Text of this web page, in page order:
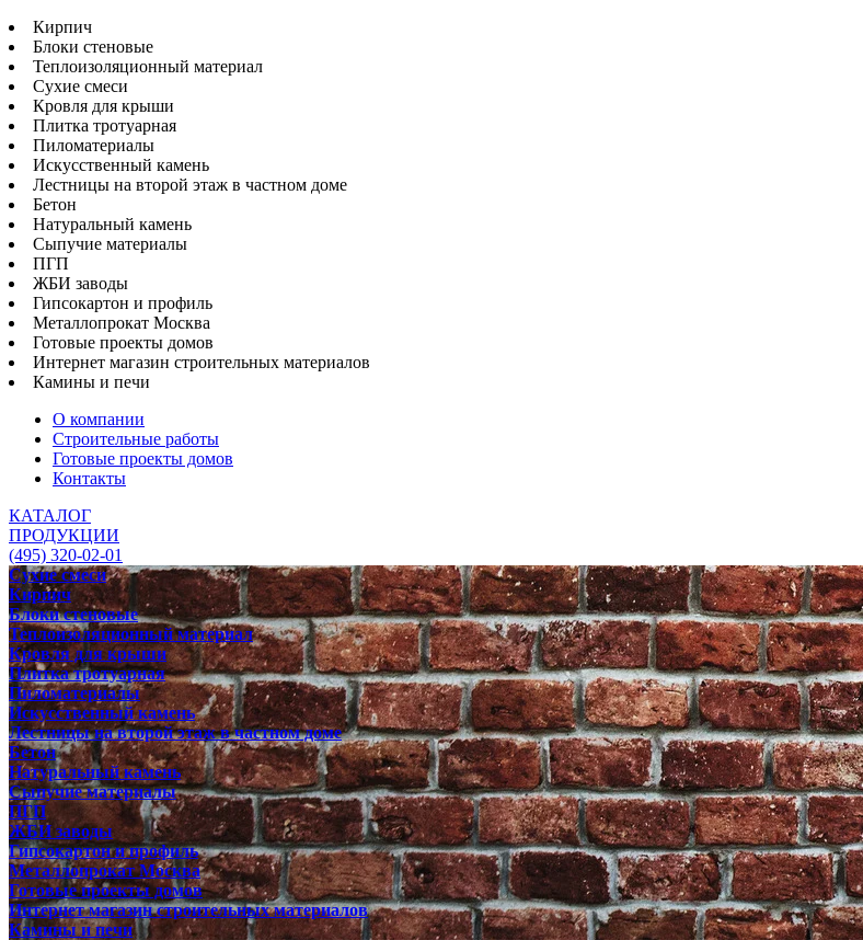
Кирпич
Блоки стеновые
Теплоизоляционный материал
Сухие смеси
Кровля для крыши
Плитка тротуарная
Пиломатериалы
Искусственный камень
Лестницы на второй этаж в частном доме
Бетон
Натуральный камень
Сыпучие материалы
ПГП
ЖБИ заводы
Гипсокартон и профиль
Металлопрокат Москва
Готовые проекты домов
Интернет магазин строительных материалов
Камины и печи
О компании
Строительные работы
Готовые проекты домов
Контакты
КАТАЛОГ
ПРОДУКЦИИ
(495) 320-02-01
Сухие смеси
Кирпич
Блоки стеновые
Теплоизоляционный материал
Кровля для крыши
Плитка тротуарная
Пиломатериалы
Искусственный камень
Лестницы на второй этаж в частном доме
Бетон
Натуральный камень
Сыпучие материалы
ПГП
ЖБИ заводы
Гипсокартон и профиль
Металлопрокат Москва
Готовые проекты домов
Интернет магазин строительных материалов
Камины и печи